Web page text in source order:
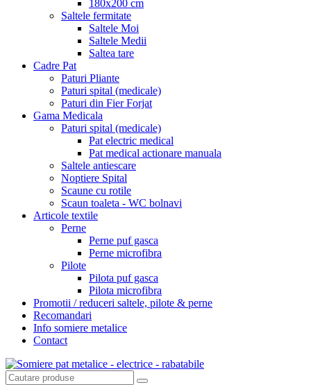
180x200 cm
Saltele fermitate
Saltele Moi
Saltele Medii
Saltea tare
Cadre Pat
Paturi Pliante
Paturi spital (medicale)
Paturi din Fier Forjat
Gama Medicala
Paturi spital (medicale)
Pat electric medical
Pat medical actionare manuala
Saltele antiescare
Noptiere Spital
Scaune cu rotile
Scaun toaleta - WC bolnavi
Articole textile
Perne
Perne puf gasca
Perne microfibra
Pilote
Pilota puf gasca
Pilota microfibra
Promotii / reduceri saltele, pilote & perne
Recomandari
Info somiere metalice
Contact